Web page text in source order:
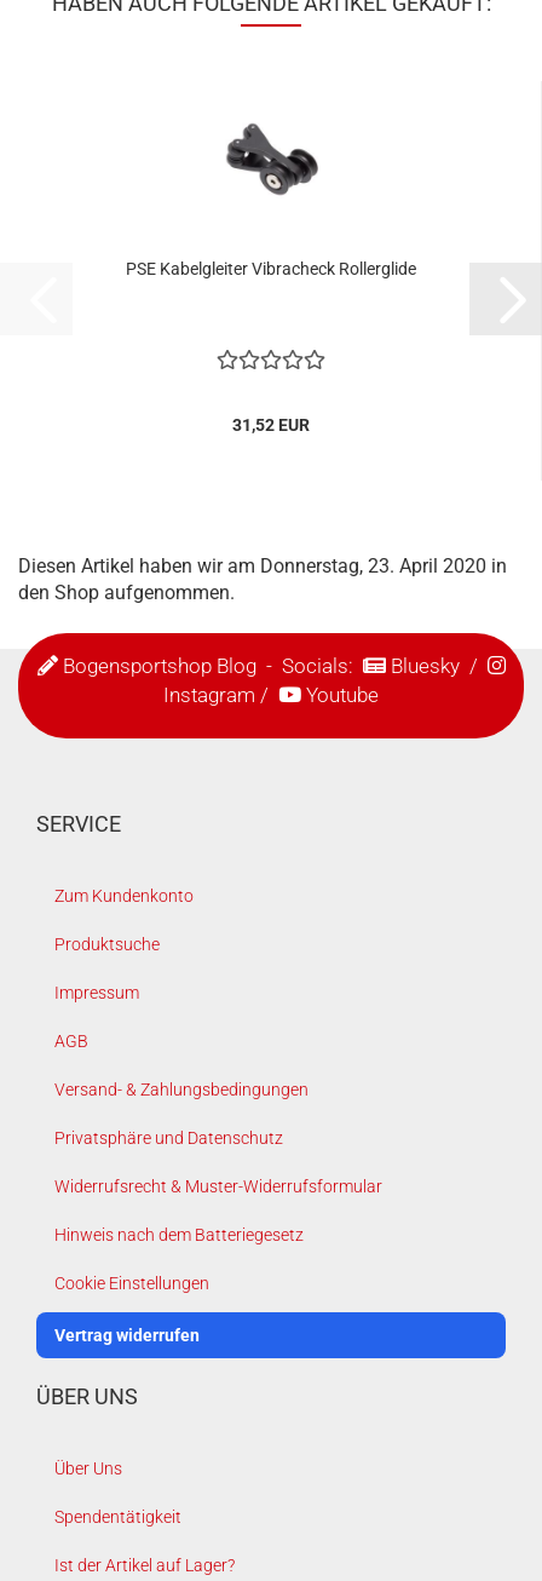
PSE Kabelgleiter Vibracheck Rollerglide
31,52 EUR
Diesen Artikel haben wir am Donnerstag, 23. April 2020 in
den Shop aufgenommen.
Bogensportshop Blog- Socials: Bluesky/
Instagram / Youtube
SERVICE
Zum Kundenkonto
Produktsuche
Impressum
AGB
Versand- & Zahlungsbedingungen
Privatsphäre und Datenschutz
Widerrufsrecht & Muster-Widerrufsformular
Hinweis nach dem Batteriegesetz
Cookie Einstellungen
Vertrag widerrufen
ÜBER UNS
Über Uns
Spendentätigkeit
Ist der Artikel auf Lager?